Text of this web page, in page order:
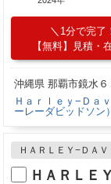
1分で完了
【無料】見積・
沖縄県 那覇市鏡水６
Ｈａｒｌｅｙ−Ｄａ
ーレーダビッドソン
ＨＡＲＬＥＹ−ＤＡＶ
ＨＡＲＬＥ